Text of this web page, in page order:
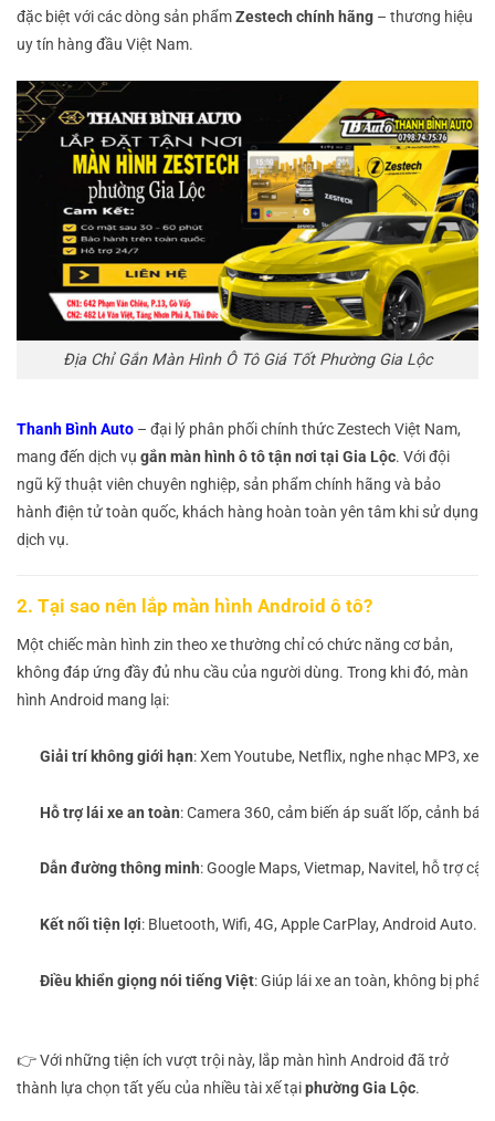
đặc biệt với các dòng sản phẩmZestech chính hãng – thương hiệu
uy tín hàng đầu Việt Nam.
Địa Chỉ Gắn Màn Hình Ô Tô Giá Tốt Phường Gia Lộc
Thanh Bình Auto – đại lý phân phối chính thức Zestech Việt Nam,
mang đến dịch vụ gắn màn hình ô tô tận nơi tại Gia Lộc. Với đội
ngũ kỹ thuật viên chuyên nghiệp, sản phẩm chính hãng và bảo
hành điện tử toàn quốc, khách hàng hoàn toàn yên tâm khi sử dụng
dịch vụ.
2. Tại sao nên lắp màn hình Android ô tô?
Một chiếc màn hình zin theo xe thường chỉ có chức năng cơ bản,
không đáp ứng đầy đủ nhu cầu của người dùng. Trong khi đó, màn
hình Android mang lại:
Giải trí không giới hạn: Xem Youtube, Netflix, nghe nhạc MP3,
Hỗ trợ lái xe an toàn: Camera 360, cảm biến áp suất lốp, cảnh báo
Dẫn đường thông minh: Google Maps, Vietmap, Navitel, hỗ trợ
Kết nối tiện lợi: Bluetooth, Wifi, 4G, Apple CarPlay, Android Auto.
Điều khiển giọng nói tiếng Việt: Giúp lái xe an toàn, không bị
👉 Với những tiện ích vượt trội này, lắp màn hình Android đã trở
thành lựa chọn tất yếu của nhiều tài xế tạiphường Gia Lộc.